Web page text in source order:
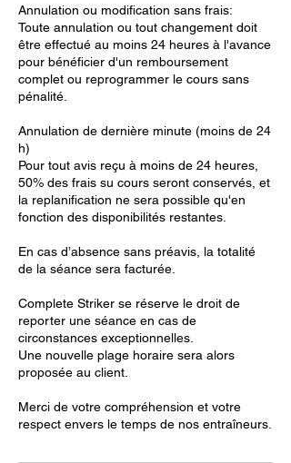
Annulation ou modification sans frais:
Toute annulation ou tout changement doit
être effectué au moins 24 heures à l'avance
pour bénéficier d'un remboursement
complet ou reprogrammer le cours sans
pénalité.
Annulation de dernière minute (moins de 24
h)
Pour tout avis reçu à moins de 24 heures,
50% des frais su cours seront conservés, et
la replanification ne sera possible qu'en
fonction des disponibilités restantes.
En cas d’absence sans préavis, la totalité
de la séance sera facturée.
Complete Striker se réserve le droit de
reporter une séance en cas de
circonstances exceptionnelles.
Une nouvelle plage horaire sera alors
proposée au client.
Merci de votre compréhension et votre